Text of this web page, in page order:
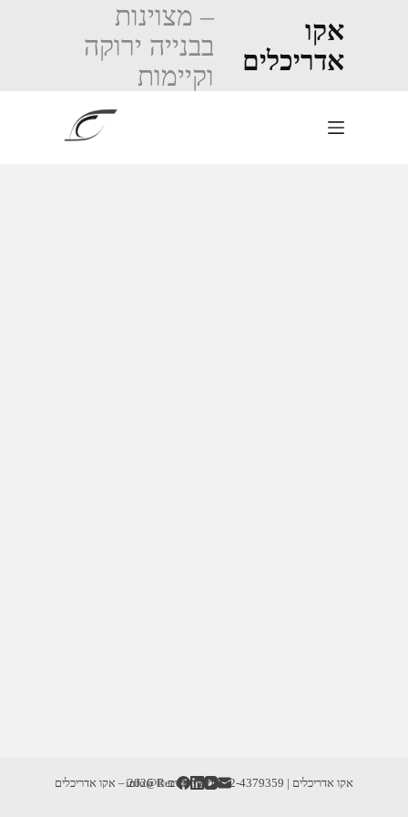
אקו
אדריכלים
– מצוינות
בבנייה ירוקה
וקיימות
אקו אדריכלים | info@RecoD.net | 052-4379359 זכויות יוצרים © 2026 – אקו אדריכלים